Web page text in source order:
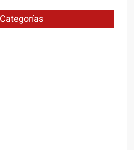
Categorías